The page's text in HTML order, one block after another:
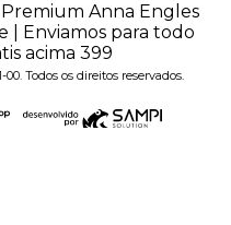
Anna Engles
| Enviamos para todo
acima 399
Todos os direitos reservados.